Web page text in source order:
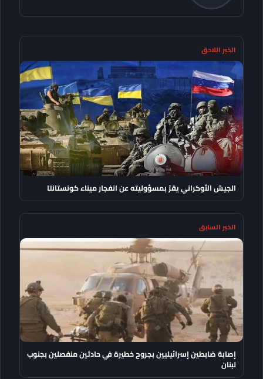
الخبر اللاحق
الجيش الأوكراني يقرّ بمسؤوليته عن انفجار ميناء كونستانتا
الخبر السابق
إصابة ضابطين إسرائيليين بجروح خطيرة في حادثين منفصلين بجنوب
لبنان